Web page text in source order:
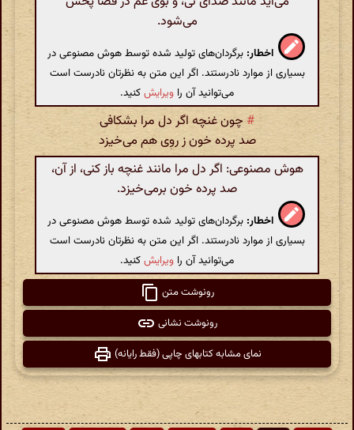
می‌شود.
اخطار: برگردان‌های تولید شده توسط هوش مصنوعی در
بسیاری از موارد نادرستند. اگر این متن به نظرتان نادرست است
می‌توانید آن را ویرایشکنید.
# چون غنچه اگر دل مرا بشکافی
صد پرده خون ز روی هم می‌خیزد
هوش مصنوعی: اگر دل مرا مانند غنچه باز کنی، از آن،
صد پرده خون برمی‌خیزد.
اخطار: برگردان‌های تولید شده توسط هوش مصنوعی در
بسیاری از موارد نادرستند. اگر این متن به نظرتان نادرست است
می‌توانید آن را ویرایشکنید.
رونوشت متن
رونوشت نشانی
نمای مشابه کتابهای چاپی (فقط رایانه)